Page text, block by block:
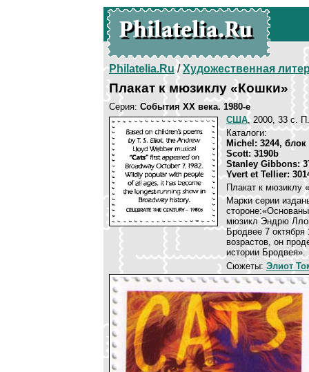
Philatelia.Ru/Художественная
Плакат к мюзиклу «Кошки»
Серия: События ХХ века. 1980-е
США, 2000, 33 c.
Каталоги:
Michel: 3244, блок
Scott: 3190b
Stanley Gibbons:
Yvert et Tellier:
Плакат к мюзиклу
Марки серии
мюзикл Эндрю
Бродвее 7
возрастов, он
истории Бродвея».
Сюжеты: Элиот